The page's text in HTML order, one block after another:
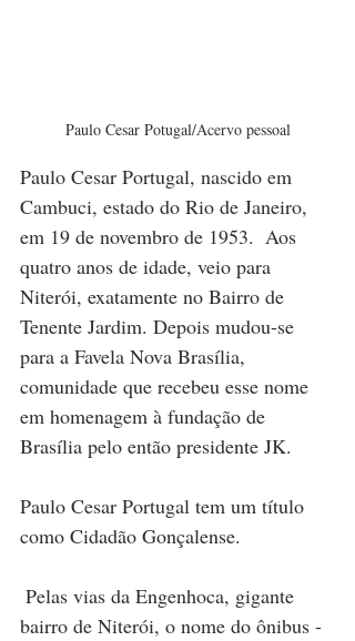
Paulo Cesar Potugal/Acervo pessoal
Paulo Cesar Portugal, nascido em
Cambuci, estado do Rio de Janeiro,
em 19 de novembro de 1953.  Aos
quatro anos de idade, veio para
Niterói, exatamente no Bairro de
Tenente Jardim. Depois mudou-se
para a Favela Nova Brasília,
comunidade que recebeu esse nome
em homenagem à fundação de
Brasília pelo então presidente JK.
Paulo Cesar Portugal tem um título
como Cidadão Gonçalense.
bairro de Niterói, o nome do ônibus -